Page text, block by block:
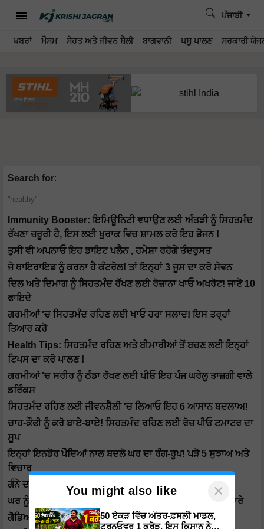
ਖਬਰਾਂ ਮੌਸਮ ਸੇਹਤ ਅਤੇ ਜੀਵਨ ਸ਼ੈਲੀ ਬਾਗਵਾਨੀ ਪਸ਼ੂ ਪਾਲਣ ਸਰਕਾਰੀ
ਪੰਜਾਬੀ
Search for:
healthy
Immunity Booster: ਇਮਿਊਨਿਟੀ ਵਧਾਉਣ ਲਈ ਅੰਤੜੀ ਨੂੰ ਸਿਹਤਮੰਦ
ਰੱਖਣਾ ਜ਼ਰੂਰੀ ਹੈ, ਇਸ ਲਈ ਖੁਰਾਕ ਵਿਚ ਸ਼ਾਮਲ ਕਰੋ ਇਹ ਭੋਜਨ !
ਤੁਸੀ ਵੀ ਅਪਨਾਓ ਇਹ ਡਾਇਟ ਪਲੈਨ , ਹਮੇਸ਼ਾ ਰਹੋਗੇ ਤੰਦਰੁਸਤ
ਜੇ ਥਾਇਰਾਇਡ ਨੂੰ ਕਰਨਾ ਹੈ ਕੰਟਰੋਲ! ਤਾਂ ਇਨ੍ਹਾਂ 3 ਜੂਸ ਦਾ ਕਰੋ ਸੇਵਨ
ਦਿਲ ਅਤੇ ਦਿਮਾਗ ਨੂੰ ਸਿਹਤਮੰਦ ਰੱਖਣ ਲਈ ਰੋਜ਼ਾਨਾ ਖਾਓ ਅਖਰੋਟ! ਜਾਣੋ 10
ਫਾਇਦੇ
ਗਰਮੀਆਂ 'ਚ ਸਿਹਤਮੰਦ ਰਹਿਣ ਲਈ ਖਾਓ ਹਰਾ ਸਲਾਦ! ਇਸ ਤਰ੍ਹਾਂ
ਤਿਆਰ ਕਰੋ
Health Tips: ਸਿਹਤਮੰਦ ਰਹਿਣ ਅਤੇ ਬੀਮਾਰੀਆਂ ਤੋਂ ਬਚਣ ਲਈ ਇਨ੍ਹਾਂ
ਟਿਪਸ ਦਾ ਕਰੋ ਪਾਲਣ !
ਗਰਮੀਆਂ 'ਚ ਸਰੀਰ ਨੂੰ ਠੰਡਾ ਰੱਖਣ ਲਈ ਪੀਓ ਇਹ ਪੰਜ ਘਰੇਲੂ ਤਾਜ਼ਗੀ ਵਾਲੇ
ਡਰਿੰਕਸ
ਸਿਹਤਮੰਦ ਰਹਿਣ ਲਈ ਜੀਵਨਸ਼ੈਲੀ 'ਚ ਲਿਆਓ ਇਹ 6 ਆਸਾਨ ਬਦਲਾਅ!
ਚਾਹ-ਕੌਫੀ ਨੂੰ ਕਰੋ ਬਾਏ-ਬਾਏ! ਸਿਹਤਮੰਦ ਰਹਿਣ ਲਈ ਰੋਜ਼ ਪੀਓ ਟਮਾਟਰ ਦਾ
ਸੂਪ
ਇਨ੍ਹਾਂ ਇਨਡੋਰ ਪੌਦਿਆਂ ਨਾਲ ਬਦਲੋ ਘਰ ਦਾ ਰੰਗ-ਰੂਪ! ਪੜੋ 5 ਸੁਝਾਅ ਅਤੇ
ਵਿਚਾਰ
ਗੰਨੇ ਦਾ ਰਸ ਪੀਣ ਦੇ ਫਾਇਦੇ! ਖੀਰ ਬਾਰੇ ਸ਼ਾਇਦ ਹੀ ਕੋਈ ਜਾਣਦਾ ਹੋਵੇ
ਘਰ ਨੂੰ ਸਜਾਓ ਇਨ੍ਹਾਂ ਫੁੱਲਦਾਰ ਪੌਦਿਆਂ ਨਾਲ! ਜਾਣੋ ਇਨ੍ਹਾਂ ਬੂਟਿਆਂ ਬਾਰੇ
ਗੋਡਿਆਂ ਦੇ ਦਰਦ ਨੂੰ ਕਹੋ ਅਲਵਿਦਾ ! ਅਪਣਾਓ ਇਹ 5 ਆਸਾਨ ਟਿਪਸ
You might also like ×
50 ਏਕੜ ਵਿੱਚ ਅੰਤਰ-ਫ਼ਸਲੀ ਮਾਡਲ,
ਟਰਨਓਵਰ 1 ਕਰੋੜ, ਇਸ ਕਿਸਾਨ ਨੇ